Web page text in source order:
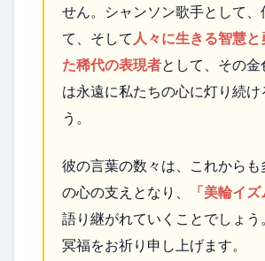
せん。シャンソン歌手として、
て、そして人々に生きる智慧と
た稀代の表現者として、その
は永遠に私たちの心に灯り続け
う。
彼の言葉の数々は、これからも
の心の支えとなり、
「美輪イズ
語り継がれていくことでしょ
冥福をお祈り申し上げます。